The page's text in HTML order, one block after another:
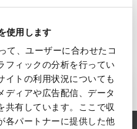
使用します
て、ユーザーに合わせたコ
フィックの分析を行ってい
イトの利用状況についても
ディアや広告配信、データ
共有しています。ここで収
各パートナーに提供した他
事業へのお問い